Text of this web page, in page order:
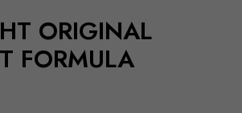
ORIGINAL
FORMULA